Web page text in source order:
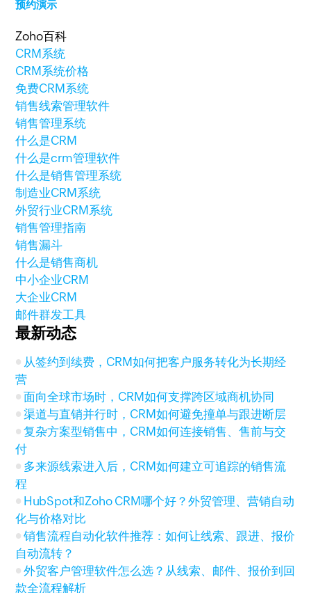
预约演示
Zoho百科
CRM系统
CRM系统价格
免费CRM系统
销售线索管理软件
销售管理系统
什么是CRM
什么是crm管理软件
什么是销售管理系统
制造业CRM系统
外贸行业CRM系统
销售管理指南
销售漏斗
什么是销售商机
中小企业CRM
大企业CRM
邮件群发工具
最新动态
从签约到续费，CRM如何把客户服务转化为长期经
营
面向全球市场时，CRM如何支撑跨区域商机协同
渠道与直销并行时，CRM如何避免撞单与跟进断层
复杂方案型销售中，CRM如何连接销售、售前与交
付
多来源线索进入后，CRM如何建立可追踪的销售流
程
HubSpot和Zoho CRM哪个好？外贸管理、营销自动
化与价格对比
销售流程自动化软件推荐：如何让线索、跟进、报价
自动流转？
外贸客户管理软件怎么选？从线索、邮件、报价到回
款全流程解析